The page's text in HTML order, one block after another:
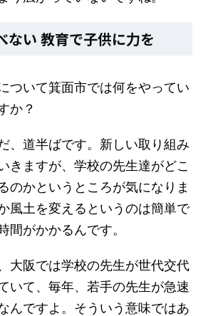
ない 教育で子供に力を
ついて箕面市では何をやってい
か？
、道半ばです。新しい取り組み
きますが、学校の先生達がどこ
のかというところが気になりま
風土を変えるというのは簡単で
間がかかるんです。
大阪では学校の先生が世代交代
いて、毎年、若手の先生が急速
んですよ。そういう意味ではあ